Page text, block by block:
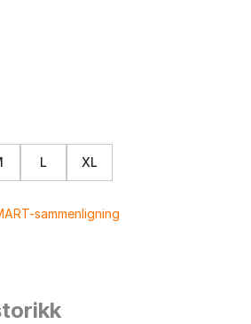
L XL
sammenligning